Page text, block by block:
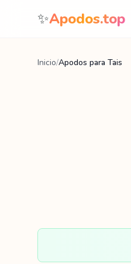
Saltar al contenido
✨Apodos.top
Inicio/Apodos para Tais